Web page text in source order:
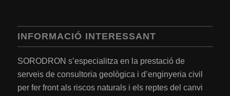
INFORMACIÓ INTERESSANT
SORODRON s’especialitza en la prestació de
serveis de consultoria geològica i d’enginyeria civil
per fer front als riscos naturals i els reptes del canvi